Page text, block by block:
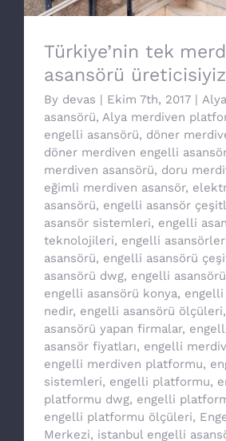
Türkiye’nin tek
asansörü üreticisiyiz
By devas | Ekim 7th, 2017 |
asansörü, Alya merdiven
engelli asansörü, döner
döner merdiven engelli
merdiven asansörü, doru
eğimli merdiven asansör,
asansörü, engelli asansör
asansör sistemleri, engelli
teknolojileri, engelli
asansörü, engelli asansörü
asansörü dwg, engelli
engelli asansörü konya, engelli
nedir, engelli asansörü ölçüleri,
asansörü yapan firmalar,
asansör fiyatları, engelli
engelli merdiven platformu,
sistemleri, engelli platformu,
platformu dwg, engelli
engelli platformu ölçüleri,
Merkezi, istanbul engelli